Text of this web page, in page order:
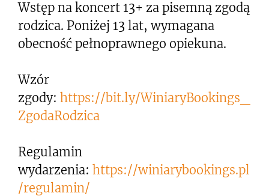
Wstęp na koncert 13+ za pisemną zgodą
rodzica. Poniżej 13 lat, wymagana
obecność pełnoprawnego opiekuna.
Wzór
zgody: https://bit.ly/WiniaryBookings_
ZgodaRodzica
Regulamin
wydarzenia: https://winiarybookings.pl
/regulamin/